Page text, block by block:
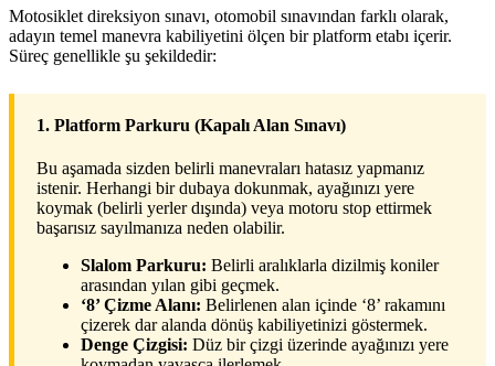
Motosiklet direksiyon sınavı, otomobil sınavından farklı olarak,
adayın temel manevra kabiliyetini ölçen bir platform etabı içerir.
Süreç genellikle şu şekildedir:
1. Platform Parkuru (Kapalı Alan Sınavı)
Bu aşamada sizden belirli manevraları hatasız yapmanız
istenir. Herhangi bir dubaya dokunmak, ayağınızı yere
koymak (belirli yerler dışında) veya motoru stop ettirmek
başarısız sayılmanıza neden olabilir.
Slalom Parkuru: Belirli aralıklarla dizilmiş koniler
arasından yılan gibi geçmek.
‘8’ Çizme Alanı: Belirlenen alan içinde ‘8’ rakamını
çizerek dar alanda dönüş kabiliyetinizi göstermek.
Denge Çizgisi: Düz bir çizgi üzerinde ayağınızı yere